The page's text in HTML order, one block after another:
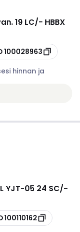
19 LC/- HBBX
100028963
hinnan ja
YJT-05 24 SC/-
100110162